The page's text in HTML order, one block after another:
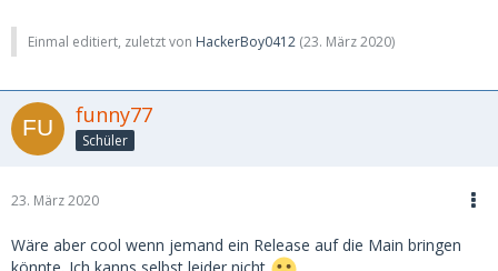
Einmal editiert, zuletzt von HackerBoy0412 (23. März 2020)
funny77
Schüler
23. März 2020
Wäre aber cool wenn jemand ein Release auf die Main bringen